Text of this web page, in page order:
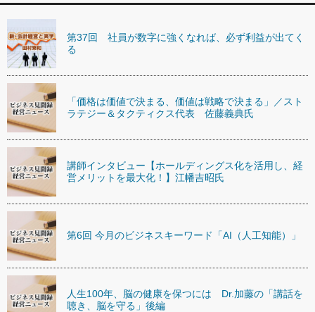
第37回 社員が数字に強くなれば、必ず利益が出てく
る
「価格は価値で決まる、価値は戦略で決まる」／スト
ラテジー＆タクティクス代表 佐藤義典氏
講師インタビュー【ホールディングス化を活用し、経
営メリットを最大化！】江幡吉昭氏
第6回 今月のビジネスキーワード「AI（人工知能）」
人生100年、脳の健康を保つには Dr.加藤の「講話を
聴き、脳を守る」後編